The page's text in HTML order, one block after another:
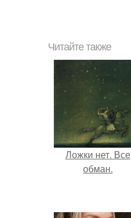
Читайте также
Ложки нет. Все
обман.